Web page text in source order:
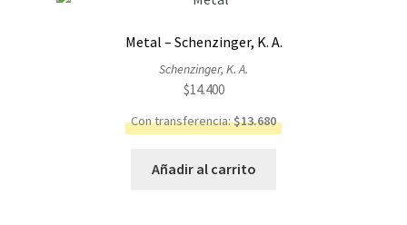
Metal – Schenzinger, K. A.
Schenzinger, K. A.
$14.400
Con transferencia:$13.680
Añadir al carrito